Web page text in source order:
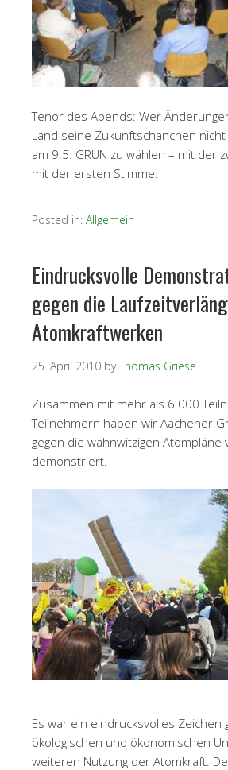
Tenor des Abends: Wer
Land seine Zukunftschanchen
am 9.5. GRÜN zu wählen – mit der
mit der ersten Stimme.
Posted in: Allgemein
Eindrucksvolle
gegen die
Atomkraftwerken
25. April 2010 byThomas Griese
Zusammen mit mehr als 6.000
Teilnehmern haben wir Aachener
gegen die wahnwitzigen Atompläne
demonstriert.
Es war ein eindrucksvolles Zeichen
ökologischen und ökonomischen
weiteren Nutzung der Atomkraft.